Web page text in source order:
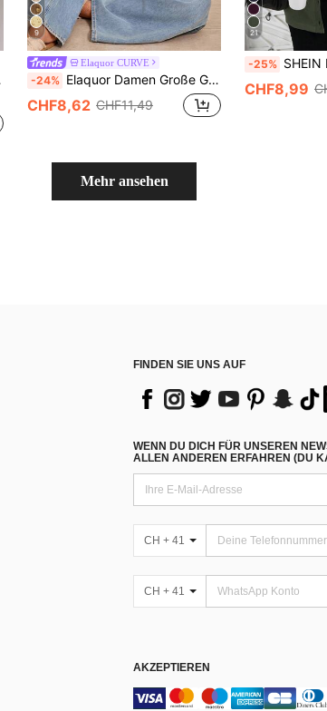
9
Elaquor CURVE
-24% Elaquor Damen Große Größen Gehäkelter Cardigan mit Hohlmuster und Knöpfen
CHF8,62 CHF11,49
21
-25% SHEIN LUNE Damen
CHF8,99
Mehr ansehen
FINDEN SIE UNS AUF
WENN DU DICH FÜR UNSEREN
ALLEN ANDEREN ERFAHREN (DU
CH + 41
CH + 41
AKZEPTIEREN